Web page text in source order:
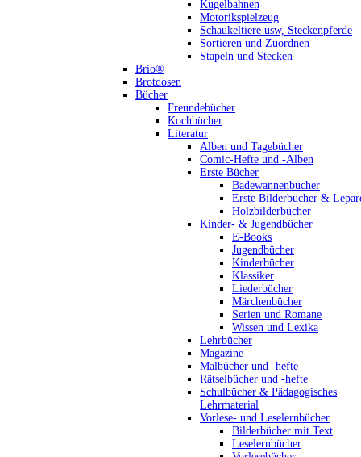
Kugelbahnen
Motorikspielzeug
Schaukeltiere usw, Steckenpferde
Sortieren und Zuordnen
Stapeln und Stecken
Brio®
Brotdosen
Bücher
Freundebücher
Kochbücher
Literatur
Alben und Tagebücher
Comic-Hefte und -Alben
Erste Bücher
Badewannenbücher
Erste Bilderbücher &
Holzbilderbücher
Kinder- & Jugendbücher
E-Books
Jugendbücher
Kinderbücher
Klassiker
Liederbücher
Märchenbücher
Serien und Romane
Wissen und Lexika
Lehrbücher
Magazine
Malbücher und -hefte
Rätselbücher und -hefte
Schulbücher & Pädagogisches
Lehrmaterial
Vorlese- und Leselernbücher
Bilderbücher mit Text
Leselernbücher